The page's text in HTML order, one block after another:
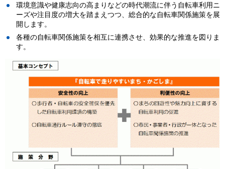
環境意識や健康志向の高まりなどの時代潮流に伴う自転車利用ニ
ーズや注目度の増大を踏まえつつ、総合的な自転車関係施策を展
開します。
各種の自転車関係施策を相互に連携させ、効果的な推進を図りま
す。